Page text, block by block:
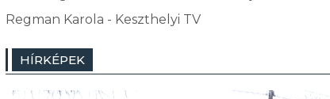
Regman Karola - Keszthelyi TV
HÍRKÉPEK